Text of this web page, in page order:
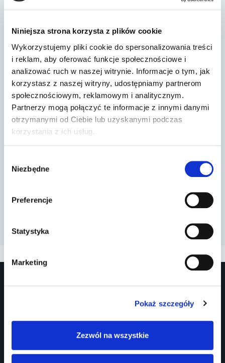
Niniejsza strona korzysta z plików cookie
Wykorzystujemy pliki cookie do spersonalizowania treści
i reklam, aby oferować funkcje społecznościowe i
analizować ruch w naszej witrynie. Informacje o tym, jak
korzystasz z naszej witryny, udostępniamy partnerom
społecznościowym, reklamowym i analitycznym.
Partnerzy mogą połączyć te informacje z innymi danymi
otrzymanymi od Ciebie lub uzyskanymi podczas
korzystania z ich usług.
zgody
Niezbędne
Preferencje
Statystyka
Marketing
Pokaż szczegóły
Zezwól na wszystkie
Dr Prawko odpowiada: Czy na
jezdni za tym znakiem pionowym
Przez
Prawko.pl